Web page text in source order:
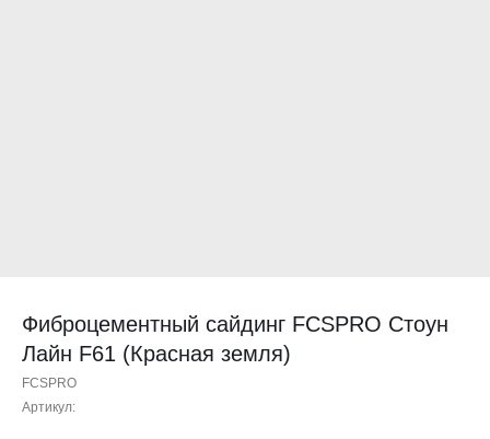
Фиброцементный сайдинг FCSPRO Стоун
Лайн F61 (Красная земля)
FCSPRO
Артикул: